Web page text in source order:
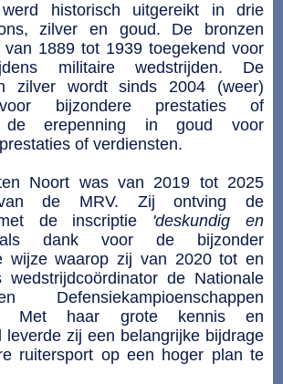
historisch uitgereikt in drie
zilver en goud. De bronzen
van 1889 tot 1939 toegekend voor
militaire wedstrijden. De
zilver wordt sinds 2004 (weer)
bijzondere prestaties of
de erepenning in goud voor
of verdiensten.
Noort was van 2019 tot 2025
van de MRV. Zij ontving de
de inscriptie 'deskundig en
als dank voor de bijzonder
wijze waarop zij van 2020 tot en
de Nationale
Met haar grote kennis en
leverde zij een belangrijke bijdrage
ruitersport op een hoger plan te